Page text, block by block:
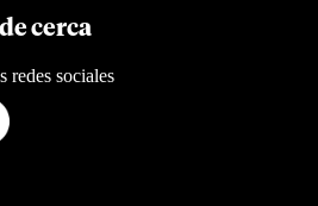
cerca
redes sociales